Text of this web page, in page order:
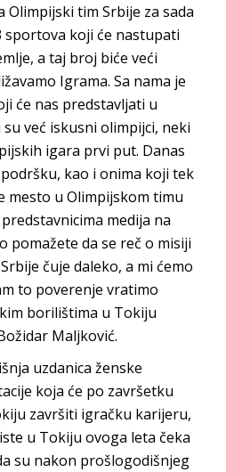
tim Srbije za sada
koji će nastupati
a taj broj biće veći
Igrama. Sa nama je
će nas predstavljati u
već iskusni olimpijci, neki
igara prvi put. Danas
kao i onima koji tek
mesto u Olimpijskom timu
medija na
pomažete da se reč o misiji
čuje daleko, a mi ćemo
to poverenje vratimo
borilištima u Tokiju
Maljković.
uzdanica ženske
koja će po završetku
završiti igračku karijeru,
u Tokiju ovoga leta čeka
su nakon prošlogodišnjeg